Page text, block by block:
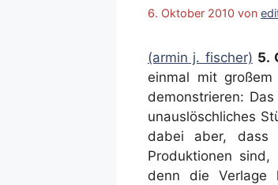
6. Oktober 2010 von
(armin j. fischer) 5.
einmal mit
demonstrieren:
unauslöschliches
dabei aber, dass
Produktionen sind,
denn die Verlage